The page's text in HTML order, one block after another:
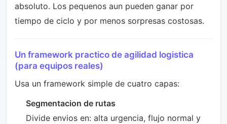
absoluto. Los pequenos aun pueden ganar por
tiempo de ciclo y por menos sorpresas costosas.
Un framework practico de agilidad logistica
(para equipos reales)
Usa un framework simple de cuatro capas:
Segmentacion de rutas
Divide envios en: alta urgencia, flujo normal y